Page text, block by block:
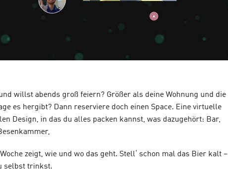
willst abends groß feiern? Größer als deine Wohnung und die
es hergibt? Dann reserviere doch einen Space. Eine virtuelle
Design, in das du alles packen kannst, was dazugehört: Bar,
zeigt, wie und wo das geht. Stell‘ schon mal das Bier kalt –
selbst trinkst.